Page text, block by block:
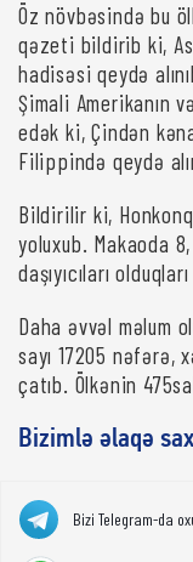
Öz növbəsində bu
qəzeti bildirib ki,
hadisəsi qeydə
Şimali Amerikanın
edək ki, Çindən
Filippində qeydə
Bildirilir ki,
yoluxub. Makaoda
daşıyıcıları
Daha əvvəl məlum
sayı 17205 nəfərə,
çatıb. Ölkənin
Bizimlə əlaqə
Bizi Telegram-da